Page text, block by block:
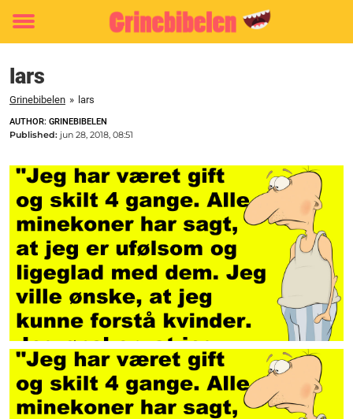
Toggle
lars
Grinebibelen » lars
AUTHOR: GRINEBIBELEN
Published: jun 28, 2018, 08:51